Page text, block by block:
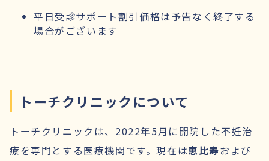
平日受診サポート割引価格は予告なく終了する
場合がございます
トーチクリニックについて
トーチクリニックは、2022年5月に開院した不妊治
療を専門とする医療機関です。現在は恵比寿および